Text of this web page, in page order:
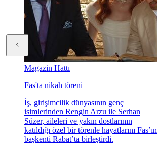
Magazin Hattı
Fas'ta nikah töreni
İş, girişimcilik dünyasının genç
isimlerinden Rengin Arzu ile Serhan
Süzer, aileleri ve yakın dostlarının
katıldığı özel bir törenle hayatlarını Fas’ın
başkenti Rabat’ta birleştirdi.